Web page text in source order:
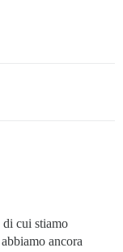
di cui stiamo
ancora